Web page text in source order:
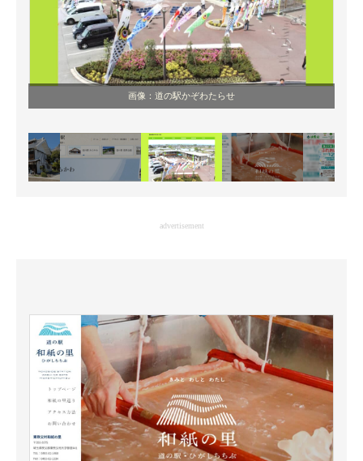
画像：道の駅かぞわたらせ
advertisement